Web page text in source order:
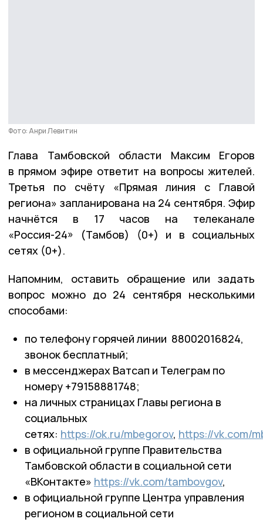
Фото: Анри Левитин
Глава Тамбовской области Максим Егоров
в прямом эфире ответит на вопросы жителей.
Третья по счёту «Прямая линия с Главой
региона» запланирована на 24 сентября. Эфир
начнётся в 17 часов на телеканале
«Россия-24» (Тамбов) (0+) и в социальных
сетях (0+).
Напомним, оставить обращение или задать
вопрос можно до 24 сентября несколькими
способами:
по телефону горячей линии 88002016824,
звонок бесплатный;
в мессенджерах Ватсап и Телеграм по
номеру +79158881748;
на личных страницах Главы региона в
социальных
сетях: https://ok.ru/mbegorov, https://vk.com/
в официальной группе Правительства
Тамбовской области в социальной сети
«ВКонтакте» https://vk.com/tambovgov,
в официальной группе Центра управления
регионом в социальной сети